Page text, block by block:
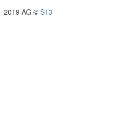
2019 AG © S13